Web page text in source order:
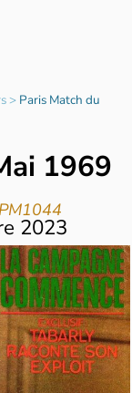
> Paris Match du
1969
2023